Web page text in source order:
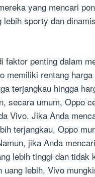
yang mencari
lebih sporty dan
faktor penting dalam
memiliki rentang
terjangkau hingga
secara umum, Oppo
Vivo. Jika Anda
terjangkau, Oppo
jika Anda
lebih tinggi dan tidak
uang lebih, Vivo